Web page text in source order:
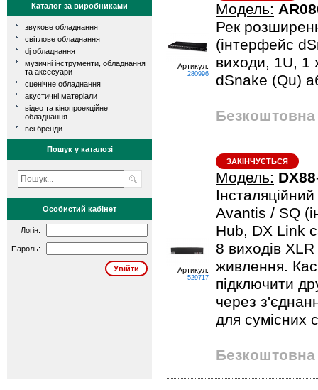
Каталог за виробниками
звукове обладнання
світлове обладнання
dj обладнання
музичні інструменти, обладнання
та аксесуари
сценічне обладнання
акустичні матеріали
відео та кінопроекційне
обладнання
всі бренди
Пошук у каталозі
Особистий кабінет
Логін:
Пароль:
Артикул:
280996
Модель:
Рек
(інтерфейс
виходи, 1U, 1
dSnake (Qu)
Безкоштовна
Артикул:
529717
ЗАКІНЧУЄТЬСЯ
Модель:
Avantis / SQ
Hub, DX Link
8 виходів
живлення.
підключити
через
для сумісних
Безкоштовна